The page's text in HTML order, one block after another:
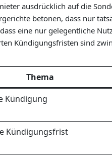
ausdrücklich auf die
betonen, dass nur
eine nur gelegentliche
Kündigungsfristen sind
Thema
Kündigung
Kündigungsfrist